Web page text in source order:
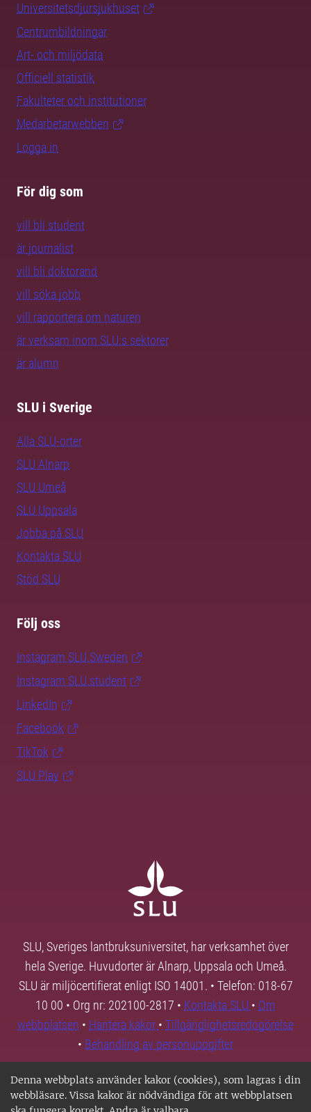
Denna webbplats använder kakor (cookies), som lagras i din
webbläsare. Vissa kakor är nödvändiga för att webbplatsen
Universitetsdjursjukhuset
Centrumbildningar
Art- och miljödata
Officiell statistik
Fakulteter och institutioner
Medarbetarwebben
Logga in
För dig som
vill bli student
är journalist
vill bli doktorand
vill söka jobb
vill rapportera om naturen
är verksam inom SLU:s sektorer
är alumn
SLU i Sverige
Alla SLU-orter
SLU Alnarp
SLU Umeå
SLU Uppsala
Jobba på SLU
Kontakta SLU
Stöd SLU
Följ oss
Instagram SLU.Sweden
Instagram SLU.student
LinkedIn
Facebook
TikTok
SLU Play
SLU, Sveriges lantbruksuniversitet, har verksamhet över
hela Sverige. Huvudorter är Alnarp, Uppsala och Umeå.
SLU är miljöcertifierat enligt ISO 14001. • Telefon: 018-67
10 00 • Org nr: 202100-2817 • Kontakta SLU • Om
webbplatsen • Hantera kakor • Tillgänglighetsredogörelse
• Behandling av personuppgifter